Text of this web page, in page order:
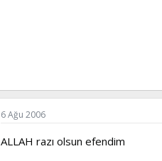
6 Ağu 2006
ALLAH razı olsun efendim